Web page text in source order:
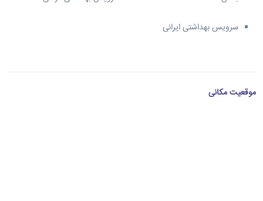
سرویس بهداشتی ایرانی
موقعیت مکانی